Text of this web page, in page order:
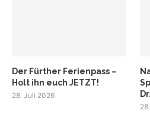
Der Fürther Ferienpass –
Holt ihn euch JETZT!
28. Juli 2026